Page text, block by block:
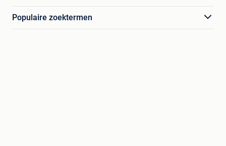
Populaire zoektermen